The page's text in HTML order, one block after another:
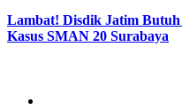
Lambat! Disdik Jatim
Kasus SMAN 20 Surabaya